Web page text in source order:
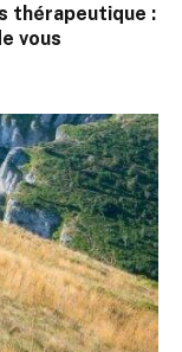
thérapeutique :
vous